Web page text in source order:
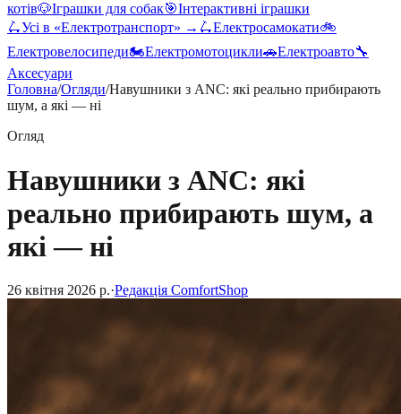
котів🐶Іграшки для собак🎯Інтерактивні іграшки
🛴Усі в «Електротранспорт» → 🛴Електросамокати🚲
Електровелосипеди🏍️Електромотоцикли🚗Електроавто🔧
Аксесуари
Головна/Огляди/Навушники з ANC: які реально прибирають
шум, а які — ні
Огляд
Навушники з ANC: які
реально прибирають шум, а
які — ні
26 квітня 2026 р.·Редакція ComfortShop